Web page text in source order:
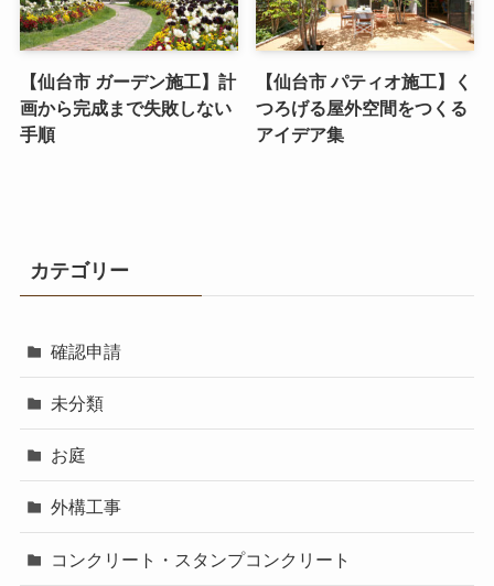
【仙台市 ガーデン施工】計
画から完成まで失敗しない
手順
【仙台市 パティオ施工】く
つろげる屋外空間をつくる
アイデア集
カテゴリー
確認申請
未分類
お庭
外構工事
コンクリート・スタンプコンクリート